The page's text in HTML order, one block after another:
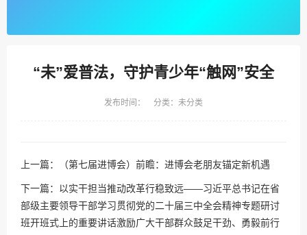
“未”爱普法，守护青少年“触网”安全
发布时间： 分类：未分类
上一篇： （第七届进博会）前瞻：进博会老朋友锚定新机遇
下一篇： 以实干担当推动改革行稳致远——习近平总书记在省
部级主要领导干部学习贯彻党的二十届三中全会精神专题研讨
班开班式上的重要讲话激励广大干部群众鼓足干劲、勇毅前行